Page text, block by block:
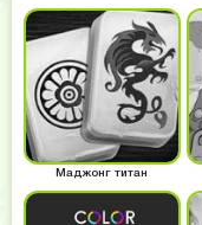
Маджонг титан